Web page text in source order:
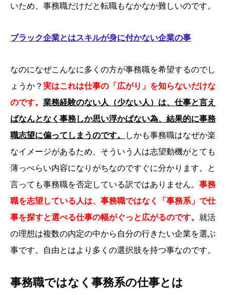
いため、事務職だけだと転職もなかなか難しいのです。
ブラック企業とはスキルが身に付かない企業の事
なのになぜこんなに多くの方が事務職を希望するのでし
ょうか？ 実はこれは仕事の「広がり」を知らないだけな
のです。 業務経験のない人（少ない人）は、仕事と言え
ばなんとなく事務しか思い浮かばない為、結果的に事務
職志望に偏ってしまうのです。
しかも事務職はなぜか楽
なイメージがあるため、そういう人は志望動機がとても
薄っぺらい内容になりがちなのですぐに分かります。と
言っても事務職を否定している訳ではありません。 事務
職を志望している人は、事務職ではなく「事務系」で仕
事を探すと選べる仕事の幅がぐっと広がるのです。 就活
の理想は複数の内定の中から自分の行きたい企業を選ぶ
事です。自由とはより多くの選択肢を持つ事なのです。
事務職ではなく事務系の仕事とは